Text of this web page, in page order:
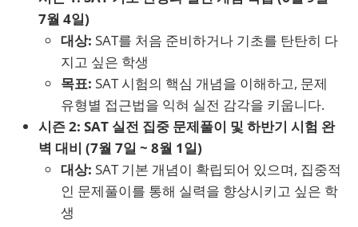
7월 4일)
대상: SAT를 처음 준비하거나 기초를 탄탄히 다
지고 싶은 학생
목표: SAT 시험의 핵심 개념을 이해하고, 문제
유형별 접근법을 익혀 실전 감각을 키웁니다.
시즌 2: SAT 실전 집중 문제풀이 및 하반기 시험 완
벽 대비 (7월 7일 ~ 8월 1일)
대상: SAT 기본 개념이 확립되어 있으며, 집중적
인 문제풀이를 통해 실력을 향상시키고 싶은 학
생